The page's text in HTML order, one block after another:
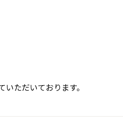
ただいております。